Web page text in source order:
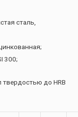
сталь,
300;
твердостью до HRB